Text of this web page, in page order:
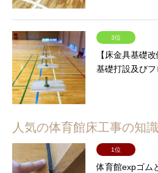
3位
【床金具基礎
基礎打設及び
人気の体育館床工事の知識
1位
体育館expゴム